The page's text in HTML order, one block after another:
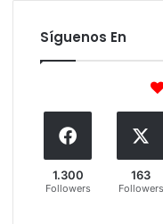
Síguenos En
1.300
Followers
163
Followers